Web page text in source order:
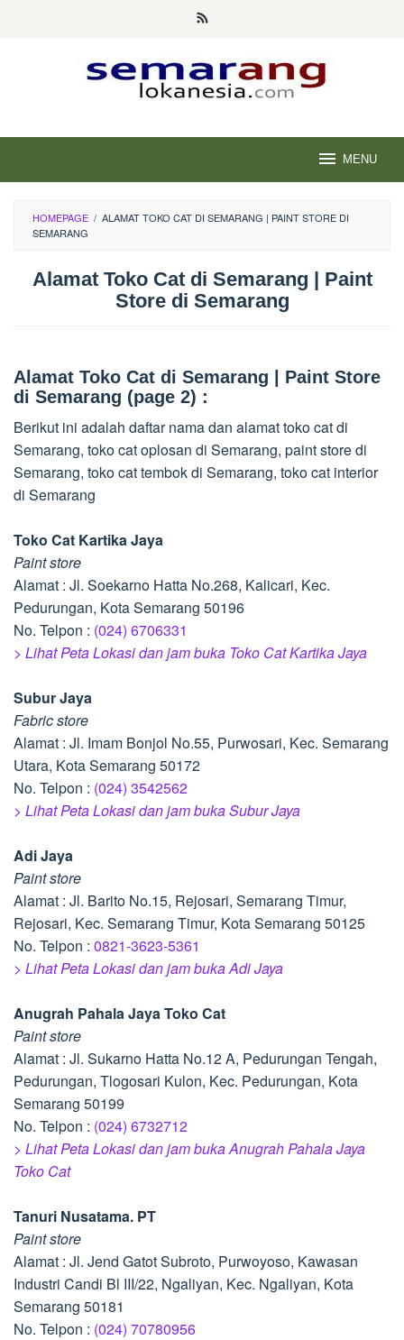
MENU
HOMEPAGE / ALAMAT TOKO CAT DI SEMARANG | PAINT STORE DI
SEMARANG
Alamat Toko Cat di Semarang | Paint
Store di Semarang
Alamat Toko Cat di Semarang | Paint Store
di Semarang (page 2) :
Berikut ini adalah daftar nama dan alamat toko cat di
Semarang, toko cat oplosan di Semarang, paint store di
Semarang, toko cat tembok di Semarang, toko cat interior
di Semarang
Toko Cat Kartika Jaya
Paint store
Alamat : Jl. Soekarno Hatta No.268, Kalicari, Kec.
Pedurungan, Kota Semarang 50196
No. Telpon : (024) 6706331
> Lihat Peta Lokasi dan jam buka Toko Cat Kartika Jaya
Subur Jaya
Fabric store
Alamat : Jl. Imam Bonjol No.55, Purwosari, Kec. Semarang
Utara, Kota Semarang 50172
No. Telpon : (024) 3542562
> Lihat Peta Lokasi dan jam buka Subur Jaya
Adi Jaya
Paint store
Alamat : Jl. Barito No.15, Rejosari, Semarang Timur,
Rejosari, Kec. Semarang Timur, Kota Semarang 50125
No. Telpon : 0821-3623-5361
> Lihat Peta Lokasi dan jam buka Adi Jaya
Anugrah Pahala Jaya Toko Cat
Paint store
Alamat : Jl. Sukarno Hatta No.12 A, Pedurungan Tengah,
Pedurungan, Tlogosari Kulon, Kec. Pedurungan, Kota
Semarang 50199
No. Telpon : (024) 6732712
> Lihat Peta Lokasi dan jam buka Anugrah Pahala Jaya
Toko Cat
Tanuri Nusatama. PT
Paint store
Alamat : Jl. Jend Gatot Subroto, Purwoyoso, Kawasan
Industri Candi Bl III/22, Ngaliyan, Kec. Ngaliyan, Kota
Semarang 50181
No. Telpon : (024) 70780956